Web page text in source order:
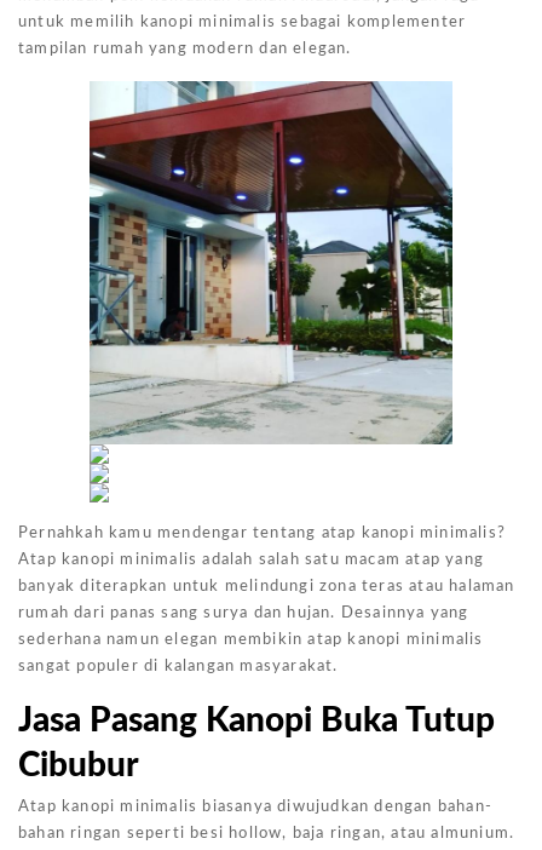
untuk memilih kanopi minimalis sebagai komplementer
tampilan rumah yang modern dan elegan.
Pernahkah kamu mendengar tentang atap kanopi minimalis?
Atap kanopi minimalis adalah salah satu macam atap yang
banyak diterapkan untuk melindungi zona teras atau halaman
rumah dari panas sang surya dan hujan. Desainnya yang
sederhana namun elegan membikin atap kanopi minimalis
sangat populer di kalangan masyarakat.
Jasa Pasang Kanopi Buka Tutup
Cibubur
Atap kanopi minimalis biasanya diwujudkan dengan bahan-
bahan ringan seperti besi hollow, baja ringan, atau almunium.